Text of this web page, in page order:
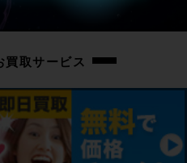
ため、ご注意ください。
買取サービス